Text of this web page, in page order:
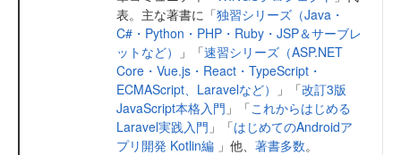
表。主な著書に「独習シリーズ（Java・
C#・Python・PHP・Ruby・JSP＆サーブレ
ットなど）
」「速習シリーズ（ASP.NET
Core・Vue.js・React・TypeScript・
ECMAScript、Laravelなど）
」「改訂3版
JavaScript本格入門 」「これからはじめる
Laravel実践入門 」「はじめてのAndroidア
プリ開発 Kotlin編 」他、 著書多数。